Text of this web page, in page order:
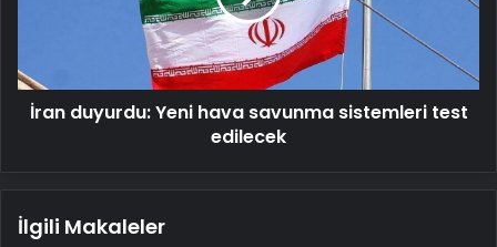
İran duyurdu: Yeni hava savunma sistemleri test
edilecek
İlgili Makaleler